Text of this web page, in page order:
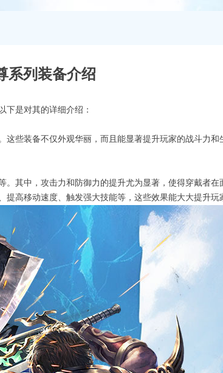
系列装备介绍
下是对其的详细介绍：
些装备不仅外观华丽，而且能显著提升玩家的战斗力和
其中，攻击力和防御力的提升尤为显著，使得穿戴者在
提高移动速度、触发强大技能等，这些效果能大大提升玩